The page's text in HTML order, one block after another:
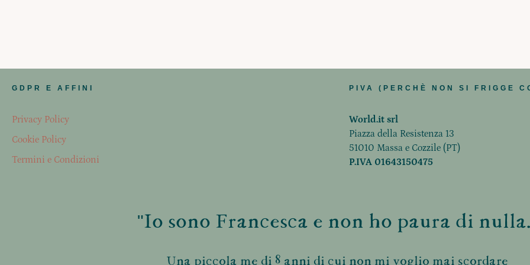
GDPR E AFFINI
Privacy Policy
Cookie Policy
Termini e Condizioni
PIVA (PERCHÈ NON SI FRIGGE
World.it srl
Piazza della Resistenza 13
51010 Massa e Cozzile (PT)
P.IVA 01643150475
"Io sono Francesca e non ho paura di
Una piccola me di 8 anni di cui non mi voglio mai scordare